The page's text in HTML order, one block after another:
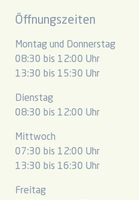
Öffnungszeiten
Montag und Donnerstag
08:30 bis 12:00 Uhr
13:30 bis 15:30 Uhr
Dienstag
08:30 bis 12:00 Uhr
Mittwoch
07:30 bis 12:00 Uhr
13:30 bis 16:30 Uhr
Freitag